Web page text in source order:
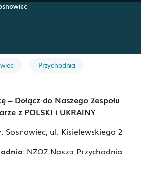
Przychodnia
– Dołącz do Naszego Zespołu
z POLSKI i UKRAINY
: Sosnowiec, ul. Kisielewskiego 2
: NZOZ Nasza Przychodnia